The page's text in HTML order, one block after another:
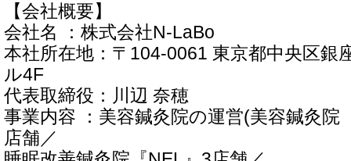
【会社概要】
会社名 ：株式会社N-LaBo
本社所在地：〒104-0061 東京都中央区銀
ル4F
代表取締役：川辺 奈穂
事業内容 ：美容鍼灸院の運営(美容鍼灸院
店舗／